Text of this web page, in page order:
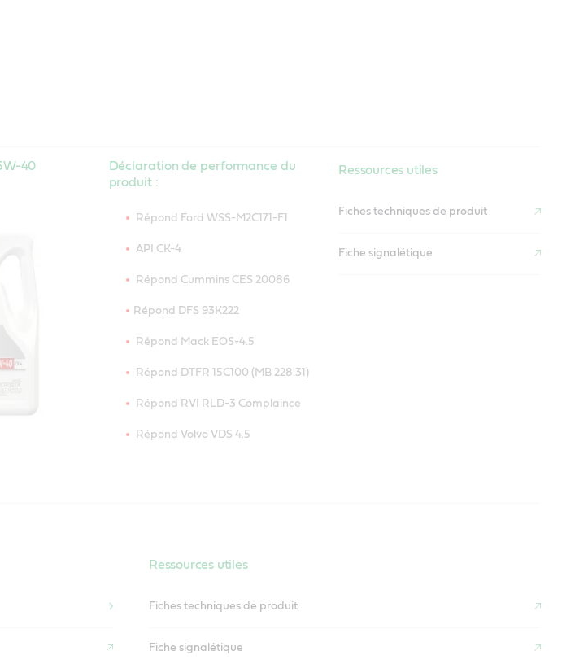
40
Déclaration de performance du
produit :
Répond Ford WSS-M2C171-F1
API CK-4
Répond Cummins CES 20086
Répond DFS 93K222
Répond Mack EOS-4.5
Répond DTFR 15C100 (MB 228.31)
Répond RVI RLD-3 Complaince
Répond Volvo VDS 4.5
Ressources utiles
Fiches techniques de produit
Fiche signalétique
Ressources utiles
Fiches techniques de produit
Fiche signalétique